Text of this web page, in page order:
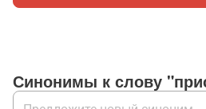
Синонимы к слову